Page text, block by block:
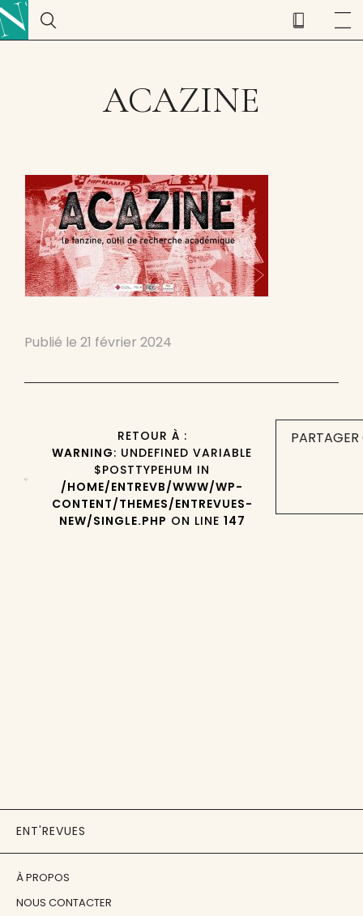
ACAZINE
Publié le 21 février 2024
RETOUR À :
WARNING: UNDEFINED VARIABLE
$POSTTYPEHUM IN
/HOME/ENTREVB/WWW/WP-
CONTENT/THEMES/ENTREVUES-
NEW/SINGLE.PHP ON LINE 147
ENT'REVUES
À PROPOS
NOUS CONTACTER